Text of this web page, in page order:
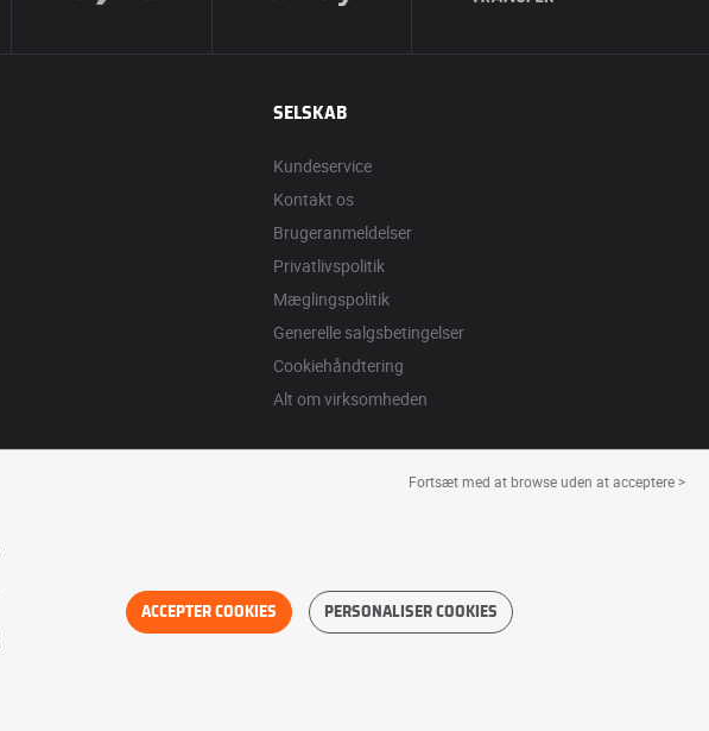
SELSKAB
Kundeservice
Kontakt os
Brugeranmeldelser
Privatlivspolitik
Mæglingspolitik
Generelle salgsbetingelser
Cookiehåndtering
Alt om virksomheden
Fortsæt med at browse uden at acceptere >
ACCEPTER COOKIES PERSONALISER COOKIES